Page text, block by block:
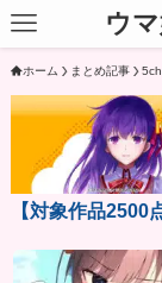
ウ
ホーム まとめ記事
【対象作品